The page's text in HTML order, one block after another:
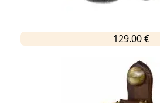
129.00 €